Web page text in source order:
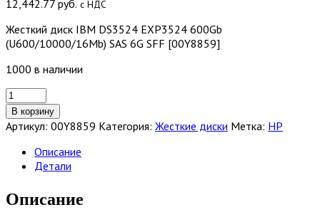
12,442.77 руб. с НДС
Жесткий диск IBM DS3524 EXP3524 600Gb
(U600/10000/16Mb) SAS 6G SFF [00Y8859]
1000 в наличии
Количество
товара
Жесткий
диск
IBM
DS3524
600Gb
(U600/10000/16Mb)
В корзину
Артикул: 00Y8859 Категория: Жесткие диски Метка: HP
Описание
Детали
Описание